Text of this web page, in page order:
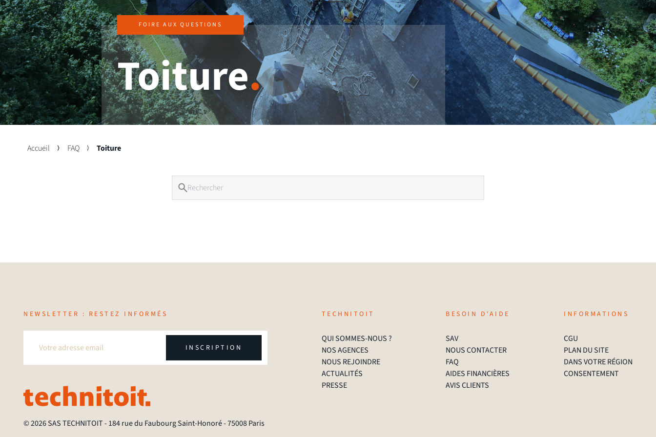
FOIRE AUX QUESTIONS
Toiture.
Accueil FAQ Toiture
NEWSLETTER : RESTEZ INFORMÉS
INSCRIPTION
© 2026 SAS TECHNITOIT-184 rue du Faubourg Saint-Honoré - 75008 Paris
TECHNITOIT
QUI SOMMES-NOUS ?
NOS AGENCES
NOUS REJOINDRE
ACTUALITÉS
PRESSE
BESOIN D'AIDE
SAV
NOUS CONTACTER
FAQ
AIDES FINANCIÈRES
AVIS CLIENTS
INFORMATIONS
CGU
PLAN DU SITE
DANS VOTRE RÉGION
CONSENTEMENT